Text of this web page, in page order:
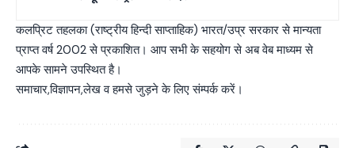
कलप्रिट तहलका (राष्ट्रीय हिन्दी साप्ताहिक) भारत/उप्र सरकार से मान्यता
प्राप्त वर्ष 2002 से प्रकाशित। आप सभी के सहयोग से अब वेब माध्यम से
आपके सामने उपस्थित है।
समाचार,विज्ञापन,लेख व हमसे जुड़ने के लिए संम्पर्क करें।